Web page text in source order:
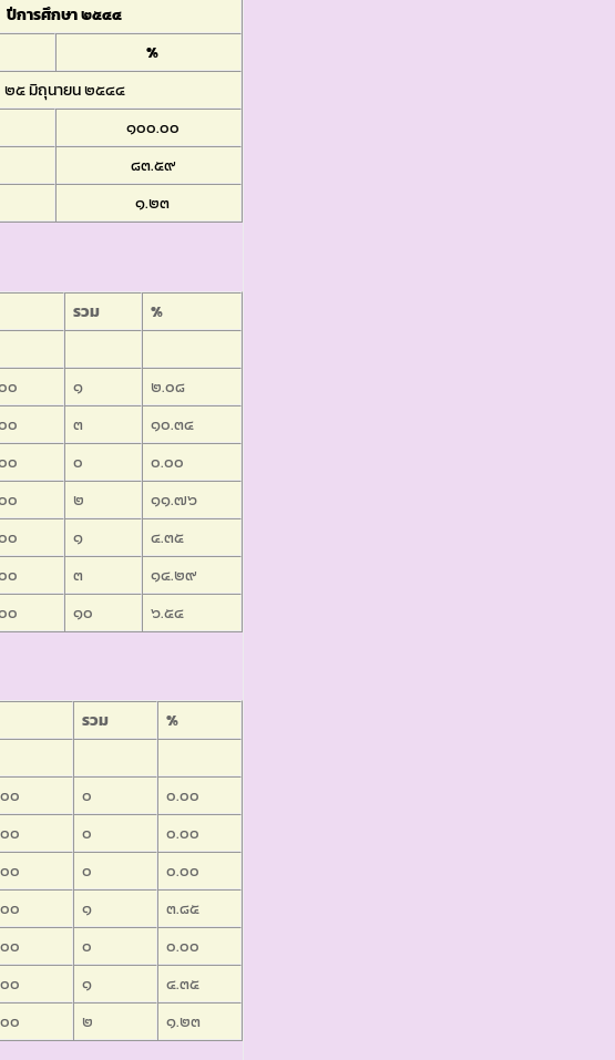
ปีการศึกษา ๒๕๔๔
%
๒๕ มิถุนายน ๒๕๔๔
๑๐๐.๐๐
๘๓.๕๙
๑.๒๓
รวม
%
๐ ๑
๒.๐๘
๐ ๓
๑๐.๓๔
๐ ๐
๐.๐๐
๐ ๒
๑๑.๗๖
๐ ๑
๔.๓๕
๐ ๓
๑๔.๒๙
๐ ๑๐ ๖.๕๔
รวม
%
๐ ๐
๐.๐๐
๐ ๐
๐.๐๐
๐ ๐
๐.๐๐
๐ ๑
๓.๘๕
๐ ๐
๐.๐๐
๐ ๑
๔.๓๕
๐ ๒ ๑.๒๓